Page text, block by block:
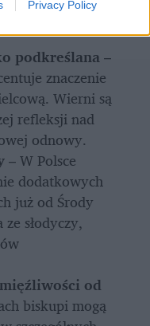
Privacy Policy
do obrzędu
podkreślana –
znaczenie
Wierni są
refleksji nad
odnowy.
– W Polsce
dodatkowych
już od Środy
słodyczy,
od
biskupi mogą